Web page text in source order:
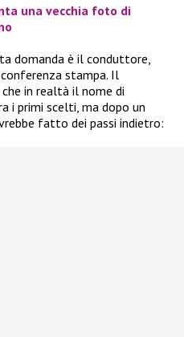
una vecchia foto di
domanda è il conduttore,
stampa. Il
in realtà il nome di
i primi scelti, ma dopo un
fatto dei passi indietro: